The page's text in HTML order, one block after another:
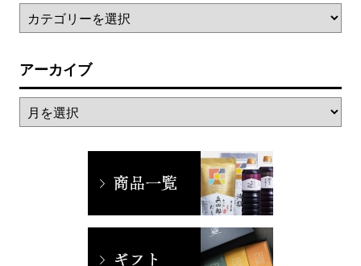
アーカイブ